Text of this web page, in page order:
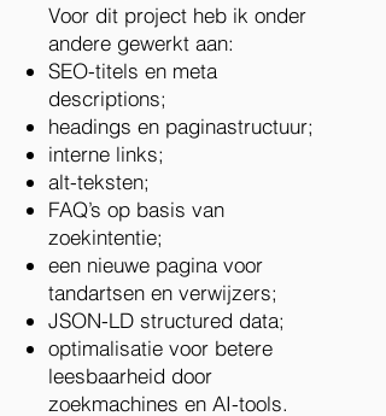
Voor dit project heb ik onder
andere gewerkt aan:
SEO-titels en meta
descriptions;
headings en paginastructuur;
interne links;
alt-teksten;
FAQ’s op basis van
zoekintentie;
een nieuwe pagina voor
tandartsen en verwijzers;
JSON-LD structured data;
optimalisatie voor betere
leesbaarheid door
zoekmachines en AI-tools.